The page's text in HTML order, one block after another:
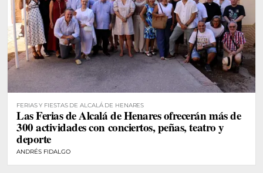
FERIAS Y FIESTAS DE ALCALÁ DE HENARES
Las Ferias de Alcalá de Henares ofrecerán más de
300 actividades con conciertos, peñas, teatro y
deporte
ANDRÉS FIDALGO